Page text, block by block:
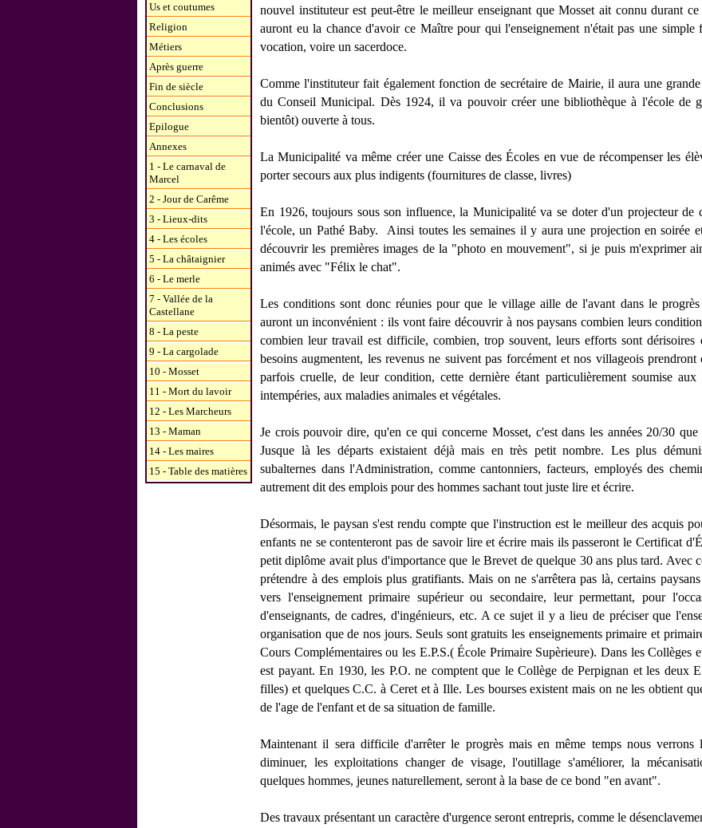
Us et coutumes
Religion
Métiers
Après guerre
Fin de siècle
Conclusions
Epilogue
Annexes
1 - Le carnaval de
Marcel
2 - Jour de Carême
3 - Lieux-dits
4 - Les écoles
5 - La châtaignier
6 - Le merle
7 - Vallée de la
Castellane
8 - La peste
9 - La cargolade
10 - Mosset
11 - Mort du lavoir
12 - Les Marcheurs
13 - Maman
14 - Les maires
15 - Table des matières
nouvel instituteur est peut-être le meilleur enseignant que Mosset ait connu durant
auront eu la chance d'avoir ce Maître pour qui l'enseignement n'était pas une simple
vocation, voire un sacerdoce.
Comme l'instituteur fait également fonction de secrétaire de Mairie, il aura une
du Conseil Municipal. Dès 1924, il va pouvoir créer une bibliothèque à l'école de
bientôt) ouverte à tous.
La Municipalité va même créer une Caisse des Écoles en vue de récompenser les
porter secours aux plus indigents (fournitures de classe, livres)
En 1926, toujours sous son influence, la Municipalité va se doter d'un projecteur de
l'école, un Pathé Baby. Ainsi toutes les semaines il y aura une projection en soirée
découvrir les premières images de la "photo en mouvement", si je puis m'exprimer
animés avec "Félix le chat".
Les conditions sont donc réunies pour que le village aille de l'avant dans le progrès
auront un inconvénient : ils vont faire découvrir à nos paysans combien leurs
combien leur travail est difficile, combien, trop souvent, leurs efforts sont dérisoires
besoins augmentent, les revenus ne suivent pas forcément et nos villageois prendront
parfois cruelle, de leur condition, cette dernière étant particulièrement soumise
intempéries, aux maladies animales et végétales.
Je crois pouvoir dire, qu'en ce qui concerne Mosset, c'est dans les années 20/30
Jusque là les départs existaient déjà mais en très petit nombre. Les plus
subalternes dans l'Administration, comme cantonniers, facteurs, employés des
autrement dit des emplois pour des hommes sachant tout juste lire et écrire.
Désormais, le paysan s'est rendu compte que l'instruction est le meilleur des acquis
enfants ne se contenteront pas de savoir lire et écrire mais ils passeront le Certificat
petit diplôme avait plus d'importance que le Brevet de quelque 30 ans plus tard. Avec
prétendre à des emplois plus gratifiants. Mais on ne s'arrêtera pas là, certains
vers l'enseignement primaire supérieur ou secondaire, leur permettant, pour
d'enseignants, de cadres, d'ingénieurs, etc. A ce sujet il y a lieu de préciser que
organisation que de nos jours. Seuls sont gratuits les enseignements primaire et
Cours Complémentaires ou les E.P.S.( École Primaire Supèrieure). Dans les Collèges
est payant. En 1930, les P.O. ne comptent que le Collège de Perpignan et les deux
filles) et quelques C.C. à Ceret et à Ille. Les bourses existent mais on ne les obtient
de l'age de l'enfant et de sa situation de famille.
Maintenant il sera difficile d'arrêter le progrès mais en même temps nous verrons
diminuer, les exploitations changer de visage, l'outillage s'améliorer, la
quelques hommes, jeunes naturellement, seront à la base de ce bond "en avant".
Des travaux présentant un caractère d'urgence seront entrepris, comme le